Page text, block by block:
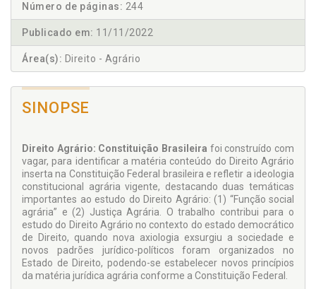
Número de páginas: 244
Publicado em: 11/11/2022
Área(s): Direito - Agrário
SINOPSE
Direito Agrário: Constituição Brasileira foi construído com
vagar, para identificar a matéria conteúdo do Direito Agrário
inserta na Constituição Federal brasileira e refletir a ideologia
constitucional agrária vigente, destacando duas temáticas
importantes ao estudo do Direito Agrário: (1) “Função social
agrária” e (2) Justiça Agrária. O trabalho contribui para o
estudo do Direito Agrário no contexto do estado democrático
de Direito, quando nova axiologia exsurgiu a sociedade e
novos padrões jurídico-políticos foram organizados no
Estado de Direito, podendo-se estabelecer novos princípios
da matéria jurídica agrária conforme a Constituição Federal.